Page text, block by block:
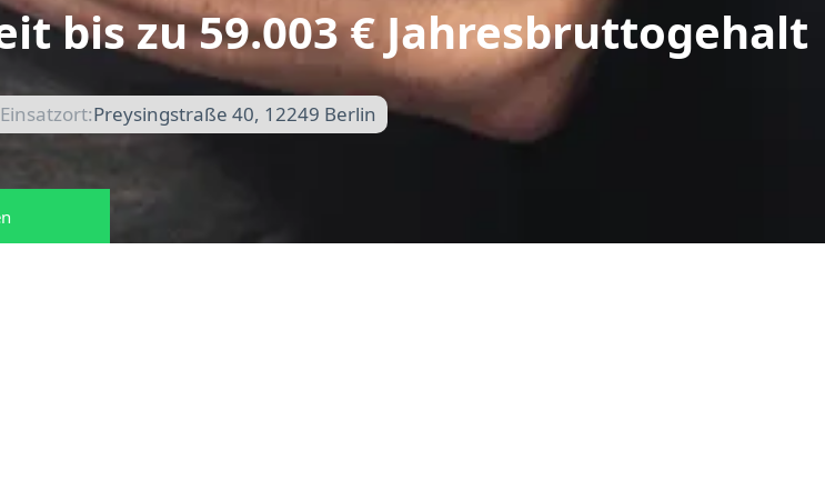
bis zu 59.003 € Jahresbruttogehalt
Einsatzort:Preysingstraße 40, 12249 Berlin